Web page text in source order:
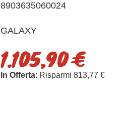
8903635060024
GALAXY
1.105,90 €
In Offerta: Risparmi 813,77 €